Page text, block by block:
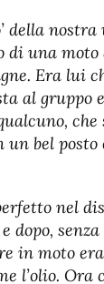
della
di una moto
Era lui
al gruppo
che
bel
nel
dopo,
in moto
l’olio. Ora